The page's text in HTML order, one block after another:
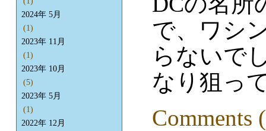
で、ワシ
らないで
なり狙っ
Comments
2024年 5月
(1)
2023年 11月
(1)
2023年 10月
(5)
2023年 5月
(1)
2022年 12月